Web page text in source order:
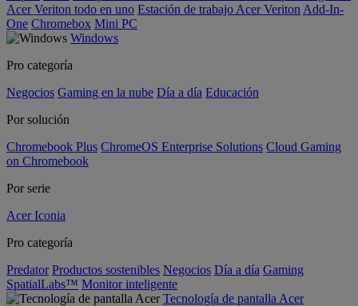
Acer Veriton todo en uno Estación de trabajo Acer Veriton Add-In-
One Chromebox Mini PC
Windows
Pro categoría
Negocios Gaming en la nube Día a día Educación
Por solución
Chromebook Plus ChromeOS Enterprise Solutions Cloud Gaming
on Chromebook
Por serie
Acer Iconia
Pro categoría
Predator Productos sostenibles Negocios Día a día Gaming
SpatialLabs™ Monitor inteligente
Tecnología de pantalla Acer